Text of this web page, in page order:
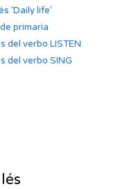
‘Daily life’
primaria
del verbo LISTEN
del verbo SING